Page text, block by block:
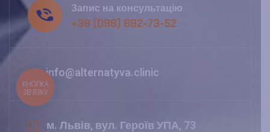
Запис на консультацію
+38 (096) 682-73-52
info@alternatyva.clinic
м. Львів, вул. Героїв УПА, 73
КНОПКА
ЗВ'ЯЗКУ